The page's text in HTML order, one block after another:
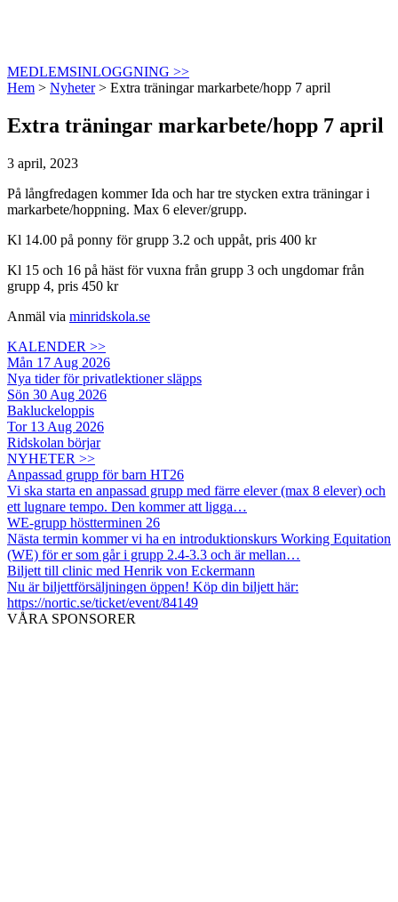
MEDLEMSINLOGGNING >>
Hem > Nyheter> Extra träningar markarbete/hopp 7 april
Extra träningar markarbete/hopp 7 april
3 april, 2023
På långfredagen kommer Ida och har tre stycken extra träningar i
markarbete/hoppning. Max 6 elever/grupp.
Kl 14.00 på ponny för grupp 3.2 och uppåt, pris 400 kr
Kl 15 och 16 på häst för vuxna från grupp 3 och ungdomar från
grupp 4, pris 450 kr
Anmäl via minridskola.se
KALENDER >>
Mån 17 Aug 2026
Nya tider för privatlektioner släpps
Sön 30 Aug 2026
Bakluckeloppis
Tor 13 Aug 2026
Ridskolan börjar
NYHETER >>
Anpassad grupp för barn HT26
Vi ska starta en anpassad grupp med färre elever (max 8 elever) och
ett lugnare tempo. Den kommer att ligga…
WE-grupp höstterminen 26
Nästa termin kommer vi ha en introduktionskurs Working Equitation
(WE) för er som går i grupp 2.4-3.3 och är mellan…
Biljett till clinic med Henrik von Eckermann
Nu är biljettförsäljningen öppen! Köp din biljett här:
https://nortic.se/ticket/event/84149
VÅRA SPONSORER